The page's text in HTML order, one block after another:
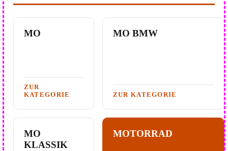
MO
ZUR
KATEGORIE
MO BMW
ZUR KATEGORIE
MO
KLASSIK
MOTORRAD